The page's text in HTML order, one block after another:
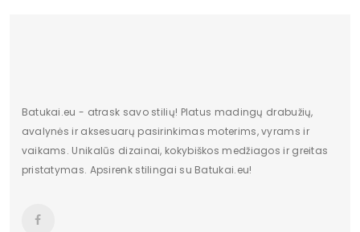
Batukai.eu - atrask savo stilių! Platus madingų drabužių,
avalynės ir aksesuarų pasirinkimas moterims, vyrams ir
vaikams. Unikalūs dizainai, kokybiškos medžiagos ir greitas
pristatymas. Apsirenk stilingai su Batukai.eu!